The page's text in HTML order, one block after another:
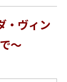
・ヴィン
～